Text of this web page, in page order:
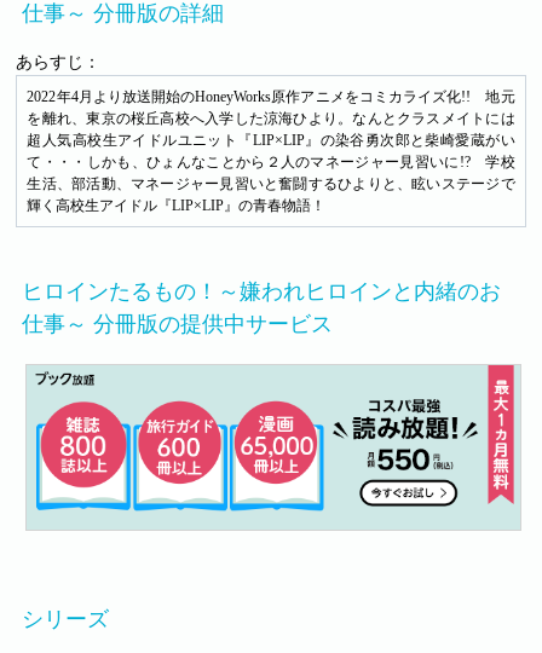
仕事～ 分冊版の詳細
あらすじ：
2022年4月より放送開始のHoneyWorks原作アニメをコミカライズ化!! 地元
を離れ、東京の桜丘高校へ入学した涼海ひより。なんとクラスメイトには
超人気高校生アイドルユニット『LIP×LIP』の染谷勇次郎と柴崎愛蔵がい
て・・・しかも、ひょんなことから２人のマネージャー見習いに!? 学校
生活、部活動、マネージャー見習いと奮闘するひよりと、眩いステージで
輝く高校生アイドル『LIP×LIP』の青春物語！
ヒロインたるもの！～嫌われヒロインと内緒のお
仕事～ 分冊版の提供中サービス
シリーズ